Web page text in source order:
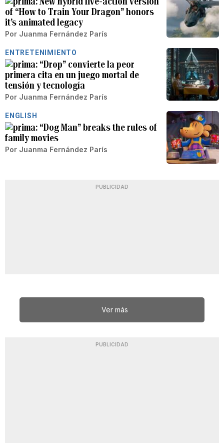
of “How to Train Your Dragon” honors
it’s animated legacy
Por Juanma Fernández París
ENTRETENIMIENTO
“Drop” convierte la peor
primera cita en un juego mortal de
tensión y tecnología
Por Juanma Fernández París
ENGLISH
“Dog Man” breaks the rules of
family movies
Por Juanma Fernández París
PUBLICIDAD
Ver más
PUBLICIDAD